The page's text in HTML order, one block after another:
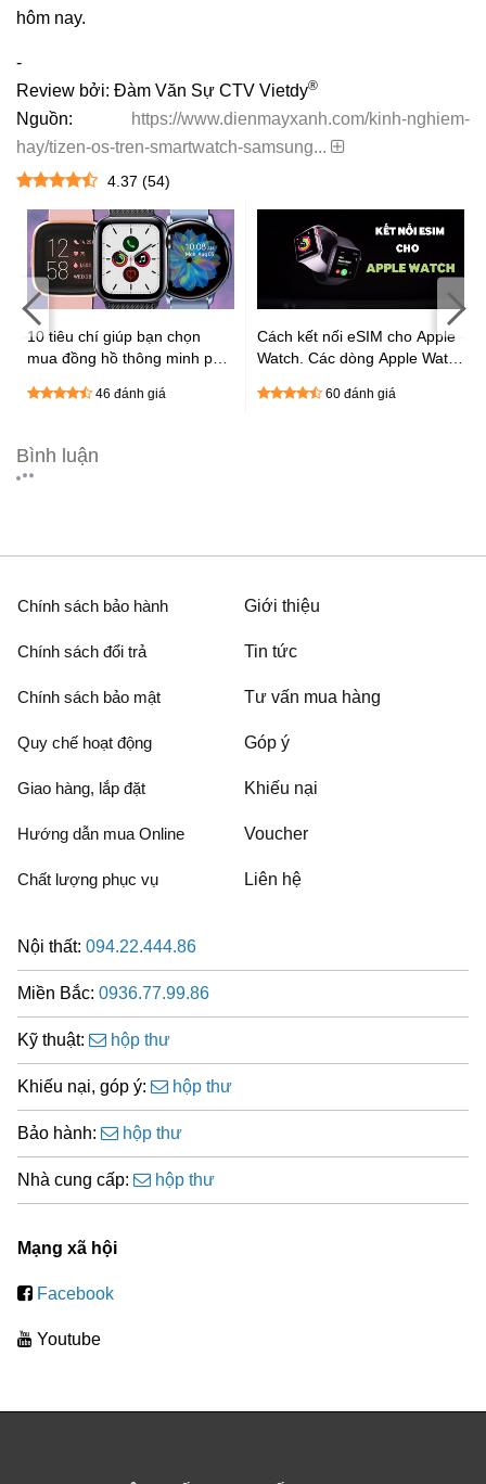
hôm nay.
-
Review bởi: Đàm Văn Sự CTV Vietdy®
Nguồn:
https://www.dienmayxanh.com/kinh-nghiem-
hay/tizen-os-tren-smartwatch-samsung...
4.37 (54)
10 tiêu chí giúp bạn chọn
mua đồng hồ thông minh phù
46 đánh giá
Cách kết nối eSIM cho Apple
Watch. Các dòng Apple Watch
60 đánh giá
Bình luận
Chính sách bảo hành
Chính sách đổi trả
Chính sách bảo mật
Quy chế hoạt động
Giao hàng, lắp đặt
Hướng dẫn mua Online
Chất lượng phục vụ
Giới thiệu
Tin tức
Tư vấn mua hàng
Góp ý
Khiếu nại
Voucher
Liên hệ
Nội thất: 094.22.444.86
Miền Bắc: 0936.77.99.86
Kỹ thuật: hộp thư
Khiếu nại, góp ý: hộp thư
Bảo hành: hộp thư
Nhà cung cấp: hộp thư
Mạng xã hội
Facebook
Youtube